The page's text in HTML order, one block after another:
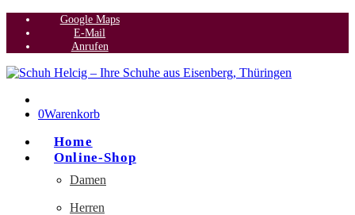
Google Maps
E-Mail
Anrufen
0Warenkorb
Home
Online-Shop
Damen
Herren